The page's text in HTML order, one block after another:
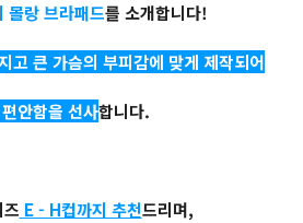
몰랑 브라패드를 소개합니다!
고 큰 가슴의 부피감에 맞게 제작되어
안함을 선사합니다.
E - H컵까지 추천드리며,